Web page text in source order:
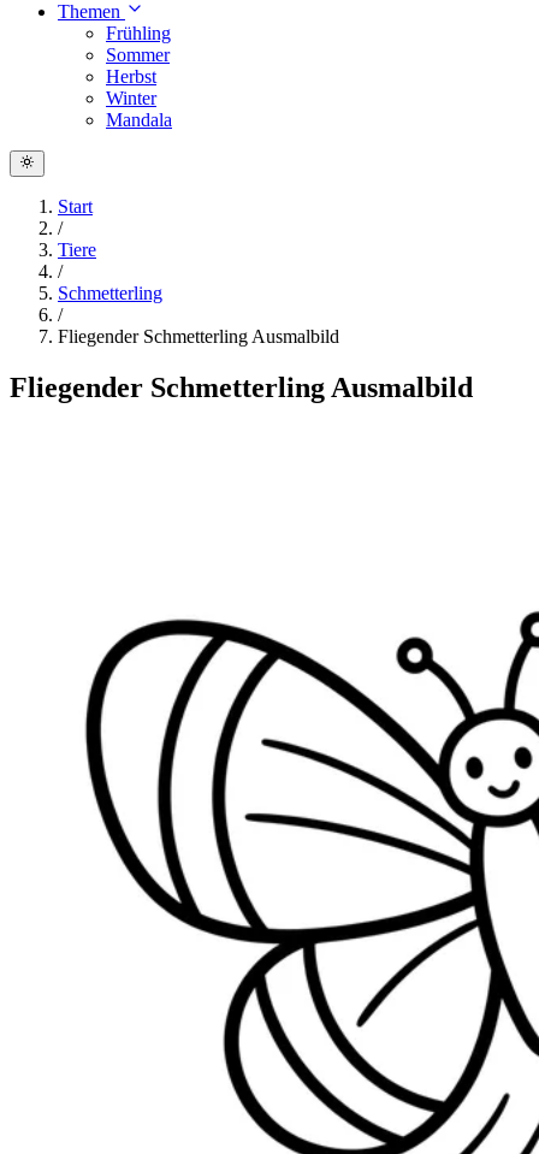
Themen
Frühling
Sommer
Herbst
Winter
Mandala
Start
/
Tiere
/
Schmetterling
/
Fliegender Schmetterling Ausmalbild
Fliegender Schmetterling Ausmalbild